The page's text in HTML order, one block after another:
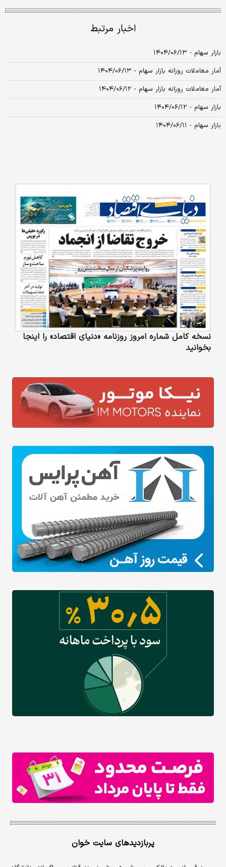
اخبار مرتبط
بازار سهام - ۱۴۰۴/۰۶/۱۳
آمار معاملات روزانه بازار سهام - ۱۴۰۴/۰۶/۱۳
آمار معاملات روزانه بازار سهام - ۱۴۰۴/۰۶/۱۲
بازار سهام - ۱۴۰۴/۰۶/۱۲
بازار سهام - ۱۴۰۴/۰۶/۱۱
نسخه کامل شماره امروز روزنامه «دنیای‌ اقتصاد» را اینجا
بخوانید
پربازدیدهای سایت خوان